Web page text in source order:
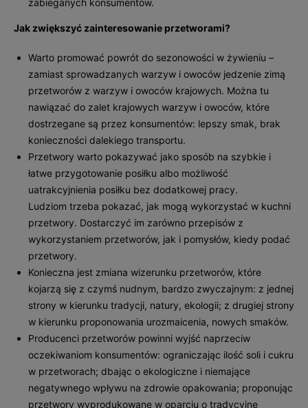
zabieganych konsumentów.
Jak zwiększyć zainteresowanie przetworami?
Warto promować powrót do sezonowości w żywieniu –
zamiast sprowadzanych warzyw i owoców jedzenie zimą
przetworów z warzyw i owoców krajowych. Można tu
nawiązać do zalet krajowych warzyw i owoców, które
dostrzegane są przez konsumentów: lepszy smak, brak
konieczności dalekiego transportu.
Przetwory warto pokazywać jako sposób na szybkie i
łatwe przygotowanie posiłku albo możliwość
uatrakcyjnienia posiłku bez dodatkowej pracy.
Ludziom trzeba pokazać, jak mogą wykorzystać w kuchni
przetwory. Dostarczyć im zarówno przepisów z
wykorzystaniem przetworów, jak i pomysłów, kiedy podać
przetwory.
Konieczna jest zmiana wizerunku przetworów, które
kojarzą się z czymś nudnym, bardzo zwyczajnym: z jednej
strony w kierunku tradycji, natury, ekologii; z drugiej strony
w kierunku proponowania urozmaicenia, nowych smaków.
Producenci przetworów powinni wyjść naprzeciw
oczekiwaniom konsumentów: ograniczając ilość soli i cukru
w przetworach; dbając o ekologiczne i niemające
negatywnego wpływu na zdrowie opakowania; proponując
przetwory wyprodukowane w oparciu o tradycyjne